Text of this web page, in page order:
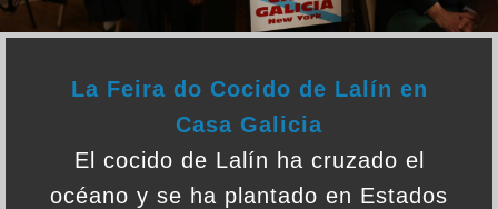
La Feira do Cocido de Lalín en
Casa Galicia
El cocido de Lalín ha cruzado el
océano y se ha plantado en Estados